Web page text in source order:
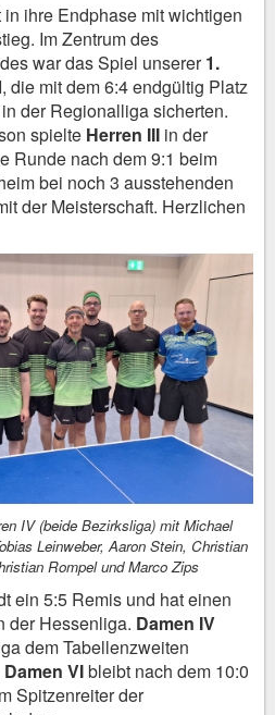
ihre Endphase mit wichtigen
Im Zentrum des
war das Spiel unserer1.
die mit dem 6:4 endgültig Platz
der Regionalliga sicherten.
spielte Herren III in der
Runde nach dem 9:1 beim
bei noch 3 ausstehenden
der Meisterschaft. Herzlichen
IV (beide Bezirksliga) mit Michael
Leinweber, Aaron Stein, Christian
Rompel und Marco Zips
ein 5:5 Remis und hat einen
der Hessenliga. Damen IV
dem Tabellenzweiten
Damen VIbleibt nach dem 10:0
Spitzenreiter der